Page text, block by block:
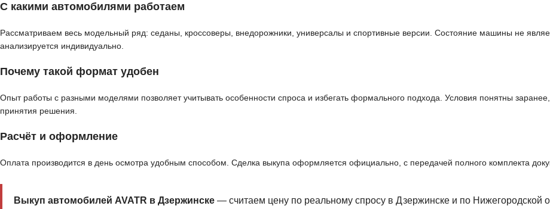
С какими автомобилями работаем
Рассматриваем весь модельный ряд: седаны, кроссоверы, внедорожники, универсалы и спортивные версии. Состояние машины не
анализируется индивидуально.
Почему такой формат удобен
Опыт работы с разными моделями позволяет учитывать особенности спроса и избегать формального подхода. Условия понятны
принятия решения.
Расчёт и оформление
Оплата производится в день осмотра удобным способом. Сделка выкупа оформляется официально, с передачей полного комплекта
Выкуп автомобилей AVATR в Дзержинске— считаем цену по реальному спросу в Дзержинске и по Нижегородской